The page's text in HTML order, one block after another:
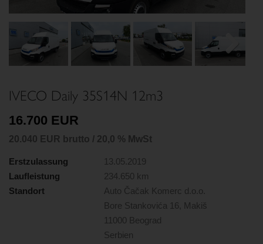
Next
IVECO Daily 35S14N 12m3
16.700 EUR
20.040 EUR brutto / 20,0 % MwSt
Erstzulassung
13.05.2019
Laufleistung
234.650 km
Standort
Auto Čačak Komerc d.o.o.
Bore Stankovića 16, Makiš
11000 Beograd
Serbien